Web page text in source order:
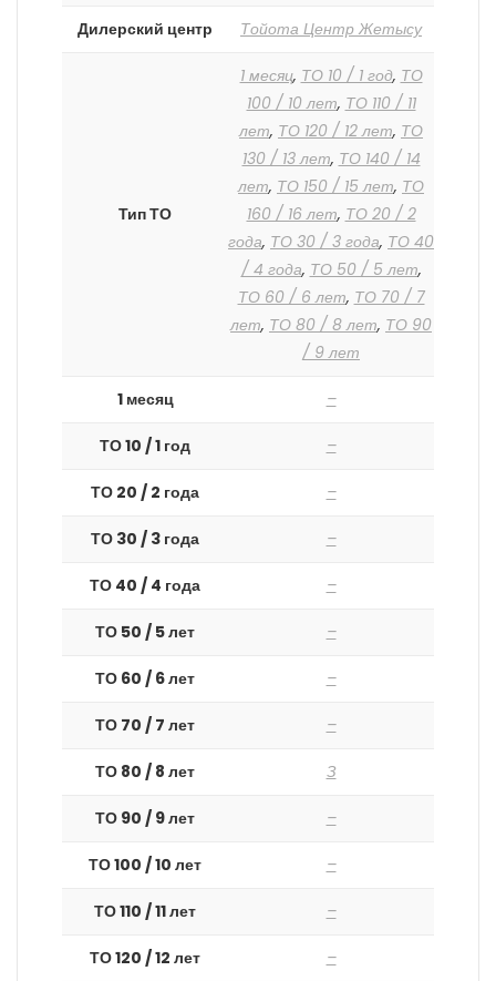
Дилерский центр Тойота Центр Жетысу
Тип ТО
1 месяц, ТО 10 / 1 год, ТО
100 / 10 лет, ТО 110 / 11
лет, ТО 120 / 12 лет, ТО
130 / 13 лет, ТО 140 / 14
лет, ТО 150 / 15 лет, ТО
160 / 16 лет, ТО 20 / 2
года, ТО 30 / 3 года, ТО 40
/ 4 года, ТО 50 / 5 лет,
ТО 60 / 6 лет, ТО 70 / 7
лет, ТО 80 / 8 лет, ТО 90
/ 9 лет
1 месяц –
ТО 10 / 1 год –
ТО 20 / 2 года –
ТО 30 / 3 года –
ТО 40 / 4 года –
ТО 50 / 5 лет –
ТО 60 / 6 лет –
ТО 70 / 7 лет –
ТО 80 / 8 лет З
ТО 90 / 9 лет –
ТО 100 / 10 лет –
ТО 110 / 11 лет –
ТО 120 / 12 лет –